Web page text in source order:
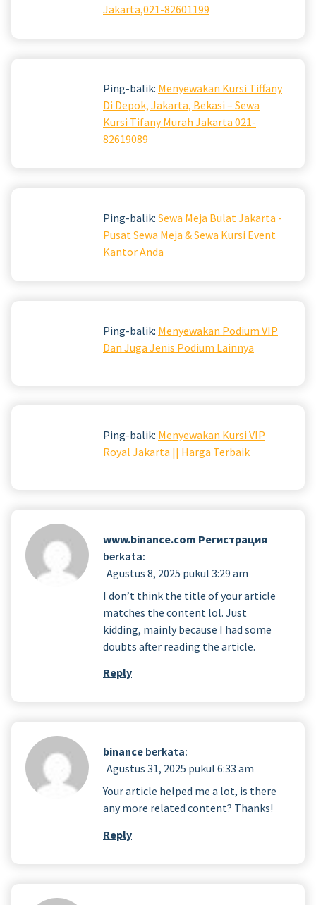
Jakarta,021-82601199
Ping-balik: Menyewakan Kursi Tiffany
Di Depok, Jakarta, Bekasi – Sewa
Kursi Tifany Murah Jakarta 021-
82619089
Ping-balik: Sewa Meja Bulat Jakarta -
Pusat Sewa Meja & Sewa Kursi Event
Kantor Anda
Ping-balik: Menyewakan Podium VIP
Dan Juga Jenis Podium Lainnya
Ping-balik: Menyewakan Kursi VIP
Royal Jakarta || Harga Terbaik
www.binance.com Регистрация
berkata:
Agustus 8, 2025 pukul 3:29 am
I don’t think the title of your article
matches the content lol. Just
kidding, mainly because I had some
doubts after reading the article.
Reply
binance berkata:
Agustus 31, 2025 pukul 6:33 am
Your article helped me a lot, is there
any more related content? Thanks!
Reply